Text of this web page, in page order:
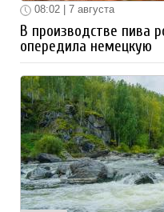
08:02 | 7 августа
В производстве пива
опередила немецкую